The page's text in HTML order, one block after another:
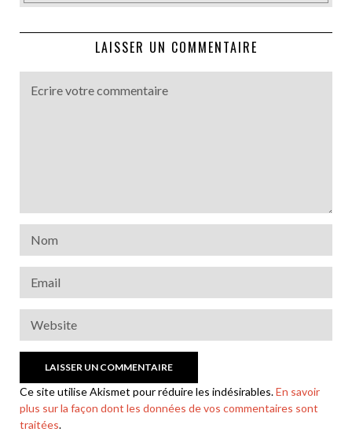
LAISSER UN COMMENTAIRE
Ce site utilise Akismet pour réduire les indésirables.En savoir
plus sur la façon dont les données de vos commentaires sont
traitées.